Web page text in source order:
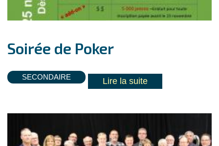
Soirée de Poker
SECONDAIRE Lire la suite